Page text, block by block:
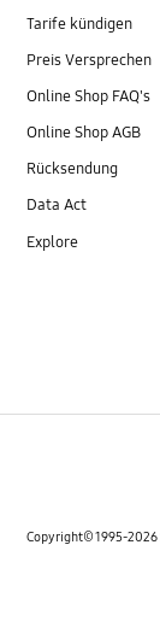
Tarife kündigen
Preis Versprechen
Online Shop FAQ's
Online Shop AGB
Rücksendung
Data Act
Explore
Copyright© 1995-2026